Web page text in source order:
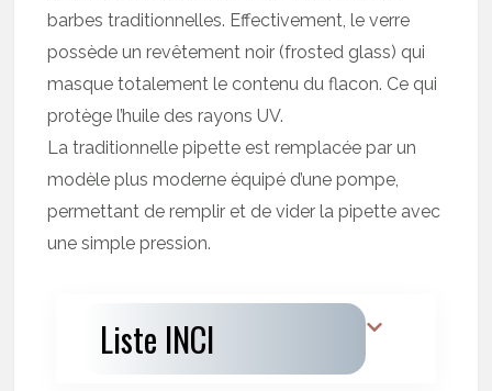
barbes traditionnelles. Effectivement, le verre
possède un revêtement noir (frosted glass) qui
masque totalement le contenu du flacon. Ce qui
protège l’huile des rayons UV.
La traditionnelle pipette est remplacée par un
modèle plus moderne équipé d’une pompe,
permettant de remplir et de vider la pipette avec
une simple pression.
Liste INCI